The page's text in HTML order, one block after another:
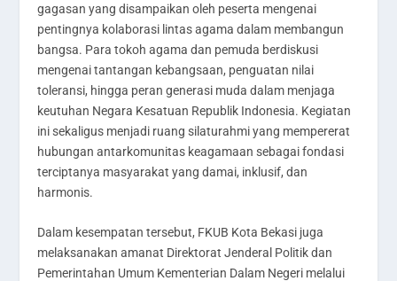
gagasan yang disampaikan oleh peserta mengenai
pentingnya kolaborasi lintas agama dalam membangun
bangsa. Para tokoh agama dan pemuda berdiskusi
mengenai tantangan kebangsaan, penguatan nilai
toleransi, hingga peran generasi muda dalam menjaga
keutuhan Negara Kesatuan Republik Indonesia. Kegiatan
ini sekaligus menjadi ruang silaturahmi yang mempererat
hubungan antarkomunitas keagamaan sebagai fondasi
terciptanya masyarakat yang damai, inklusif, dan
harmonis.
Dalam kesempatan tersebut, FKUB Kota Bekasi juga
melaksanakan amanat Direktorat Jenderal Politik dan
Pemerintahan Umum Kementerian Dalam Negeri melalui